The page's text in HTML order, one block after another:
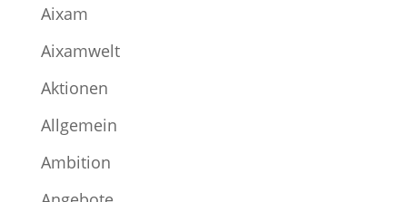
Aixam
Aixamwelt
Aktionen
Allgemein
Ambition